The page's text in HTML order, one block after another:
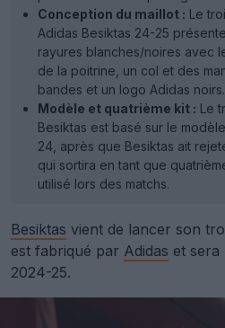
Conception du maillot : Le
Adidas Besiktas 24-25
rayures blanches/noires avec
de la poitrine, un col et des
bandes et un logo Adidas noirs.
Modèle et quatrième kit : Le
Besiktas est basé sur le
24, après que Besiktas ait
qui sortira en tant que
utilisé lors des matchs.
Besiktas vient de lancer son
est fabriqué par Adidas et sera
2024-25.